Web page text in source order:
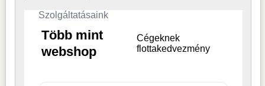
Szolgáltatásaink
Több mint
webshop
Cégeknek
flottakedvezmény